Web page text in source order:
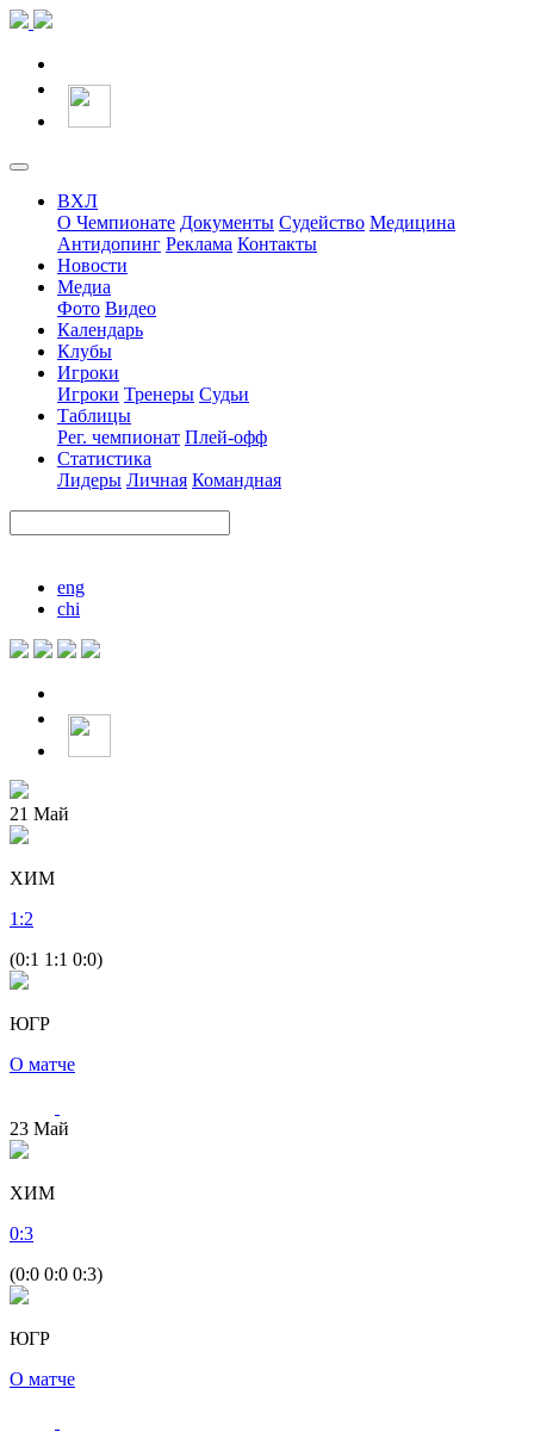
ВХЛ
О Чемпионате Документы Судейство Медицина
Антидопинг Реклама Контакты
Новости
Медиа
Фото Видео
Календарь
Клубы
Игроки
Игроки Тренеры Судьи
Таблицы
Рег. чемпионат Плей-офф
Статистика
Лидеры Личная Командная
eng
chi
21 Май
ХИМ
1 :2
(0:1 1:1 0:0)
ЮГР
О матче
23 Май
ХИМ
0:3
(0:0 0:0 0:3)
ЮГР
О матче